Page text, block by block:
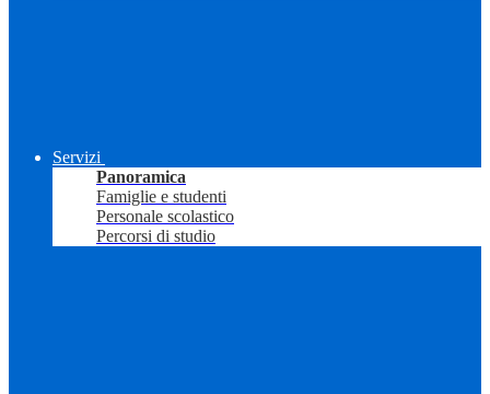
Servizi
Panoramica
Famiglie e studenti
Personale scolastico
Percorsi di studio